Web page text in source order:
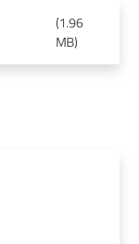
(1.96
MB)